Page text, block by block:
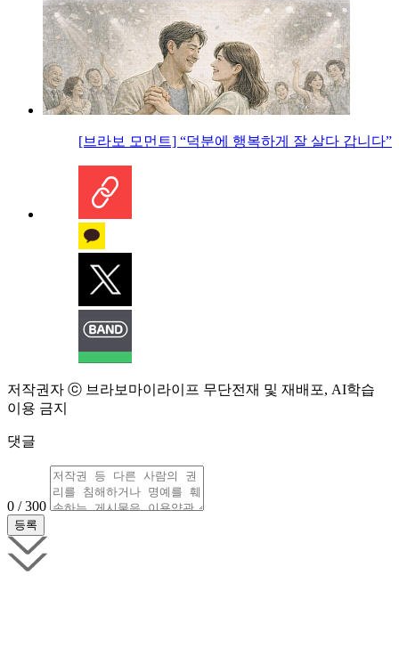
[브라보 모먼트] “덕분에 행복하게 잘 살다 갑니다”
저작권자 ⓒ 브라보마이라이프 무단전재 및 재배포, AI학습
이용 금지
댓글
0 / 300